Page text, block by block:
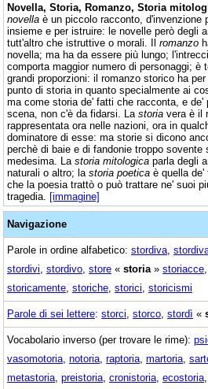
Novella, Storia, Romanzo, Storia
novella è un piccolo racconto, d'invenzione
insieme e per istruire: le novelle però degli
tutt'altro che istruttive o morali. Il romanzo
novella; ma ha da essere più lungo;
comporta maggior numero di personaggi; è
grandi proporzioni: il romanzo storico ha
punto di storia in quanto specialmente ai
ma come storia de' fatti che racconta, e de'
scena, non c'è da fidarsi. La storia vera è il
rappresentata ora nelle nazioni, ora in
dominatore di esse: ma storie si dicono
perchè di baie e di fandonie troppo
medesima. La storia mitologica parla degli
naturali o altro; la storia poetica è quella
che la poesia trattò o può trattare ne' suoi
tragedia. [immagine]
Navigazione
Parole in ordine alfabetico: stordiva
stordivi stordivo store « storia » storiacce
storicamente storiche storici storicismi
Parole di sei lettere: storci storco stordì «
Vocabolario inverso (per trovare le rime):
vasomotoria notoria raptoria martoria
metastoria preistoria cronistoria ecostoria